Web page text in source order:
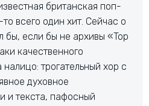
британская поп-
всего один хит. Сейчас о
бы, если бы не архивы «Top
качественного
трогательный хор с
духовное
и текста, пафосный